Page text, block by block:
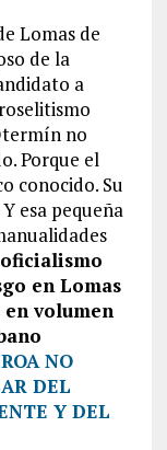
Lomas de
de la
a
no
Porque el
conocido. Su
esa pequeña
en Lomas
volumen
NO
DEL
Y DEL